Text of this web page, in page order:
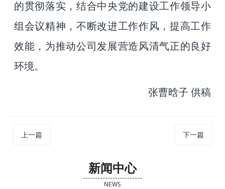
的贯彻落实，结合中央党的建设工作领导小
组会议精神，不断改进工作作风，提高工作
效能，为推动公司发展营造风清气正的良好
环境。
张曹晗子 供稿
上一篇 下一篇
新闻中心
NEWS